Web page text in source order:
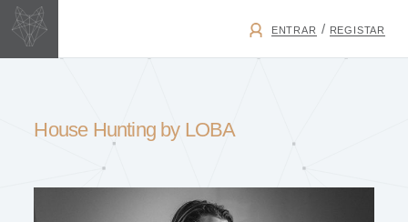
ENTRAR / REGISTAR
House Hunting by LOBA